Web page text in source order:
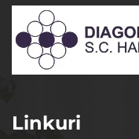
Linkuri